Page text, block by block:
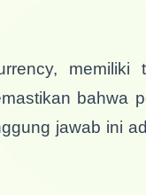
memiliki
bahwa
jawab ini